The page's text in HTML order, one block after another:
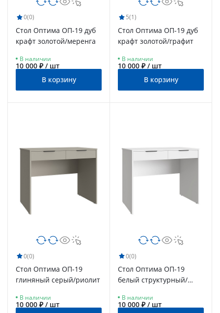
0(0)
Стол Оптима ОП-19 дуб
крафт золотой/меренга
В наличии
10 000 ₽ / шт
В корзину
5(1)
Стол Оптима ОП-19 дуб
крафт золотой/графит
В наличии
10 000 ₽ / шт
В корзину
0(0)
Стол Оптима ОП-19
глиняный серый/риолит
В наличии
10 000 ₽ / шт
0(0)
Стол Оптима ОП-19
белый структурный/
В наличии
10 000 ₽ / шт